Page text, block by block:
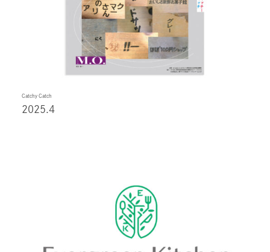
Catchy Catch
2025.4